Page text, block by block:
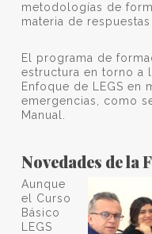
metodologías de
materia de
El programa de
estructura en torno a
Enfoque de LEGS en
emergencias, como
Manual.
Novedades de la
Aunque
el Curso
Básico
LEGS